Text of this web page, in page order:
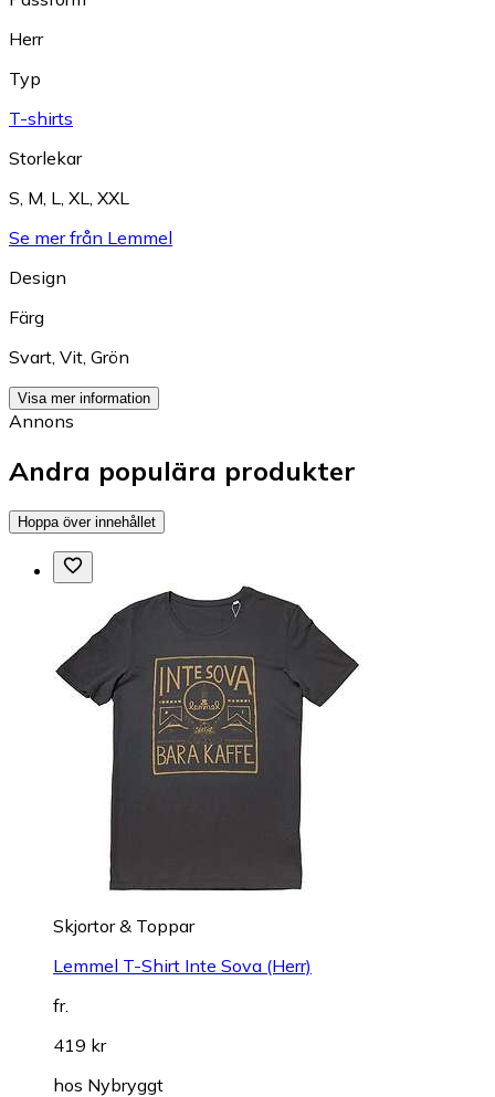
Herr
Typ
T-shirts
Storlekar
S M L XL
XXL
Se mer från Lemmel
Design
Färg
Svart Vit Grön
Visa mer information
Annons
Andra populära produkter
Hoppa över innehållet
Skjortor & Toppar
Lemmel T-Shirt Inte Sova (Herr)
fr.
419 kr
hos Nybryggt